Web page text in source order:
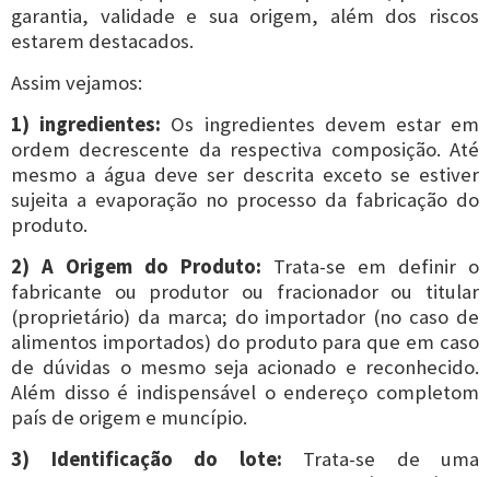
garantia, validade e sua origem, além dos riscos
estarem destacados.
Assim vejamos:
1) ingredientes: Os ingredientes devem estar em
ordem decrescente da respectiva composição. Até
mesmo a água deve ser descrita exceto se estiver
sujeita a evaporação no processo da fabricação do
produto.
2) A Origem do Produto: Trata-se em definir o
fabricante ou produtor ou fracionador ou titular
(proprietário) da marca; do importador (no caso de
alimentos importados) do produto para que em caso
de dúvidas o mesmo seja acionado e reconhecido.
Além disso é indispensável o endereço completom
país de origem e muncípio.
3) Identificação do lote: Trata-se de uma